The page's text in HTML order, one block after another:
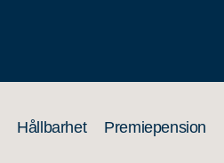
Hållbarhet Premiepension